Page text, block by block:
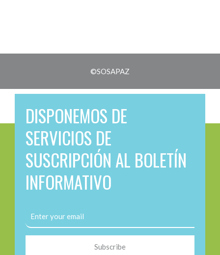
©SOSAPAZ
DISPONEMOS DE
SERVICIOS DE
SUSCRIPCIÓN AL BOLETÍN
INFORMATIVO
Subscribe